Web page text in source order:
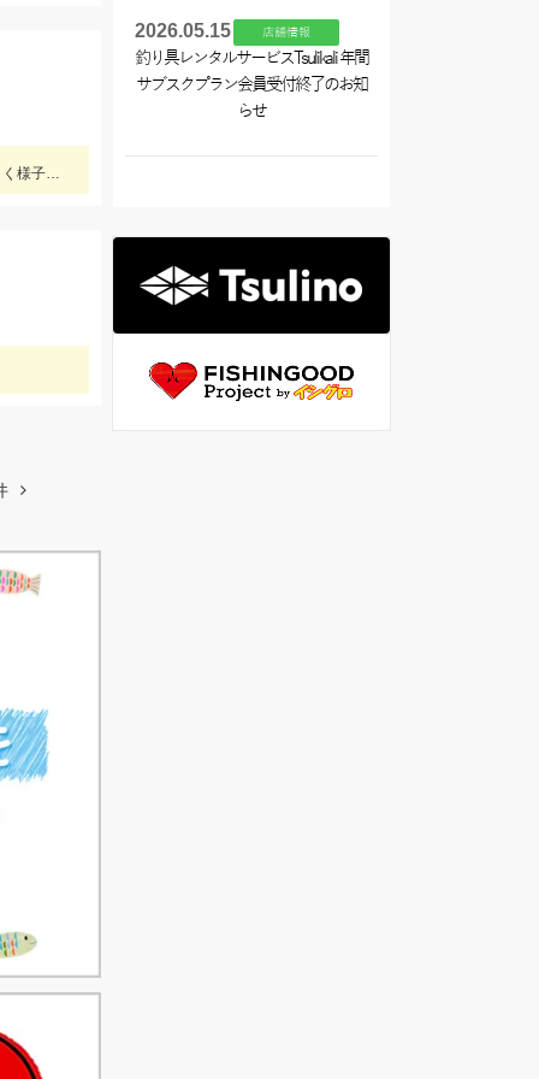
今シーズンのハゼの様子を見てきました。ハゼクラの後ろをたくさんのハゼが付いてきたので今後楽しみですよ♪今後もちょくちょく様子見てきますね。
2026.05.15 店舗情報
釣り具レンタルサービスTsulikali 年間
サブスクプラン会員受付終了のお知
らせ